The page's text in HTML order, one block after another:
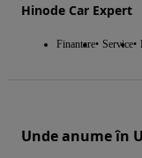
Hinode Car Expert
Finantare Service
Unde anume în